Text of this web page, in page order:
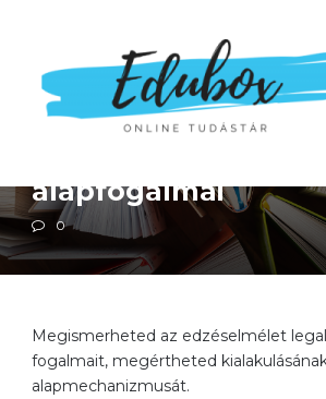
Négyéves gimnázium 1-4 és nyolcéves
Szakközépiskola 1-4
Testnevelés
alapfogalmai
0
Megismerheted az edzéselmélet
fogalmait, megértheted
alapmechanizmusát.